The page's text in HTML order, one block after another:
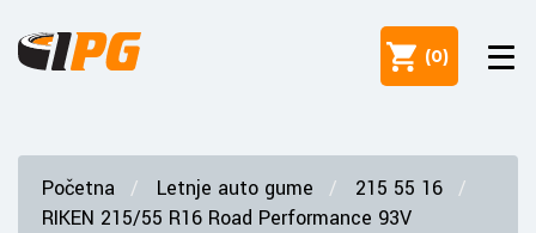
(0)
Početna Letnje auto gume
215 55 16
RIKEN 215/55 R16 Road Performance 93V